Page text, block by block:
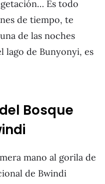
Es todo
de tiempo, te
de las noches
lago de Bunyonyi, es
Bosque
mano al gorila de
de Bwindi